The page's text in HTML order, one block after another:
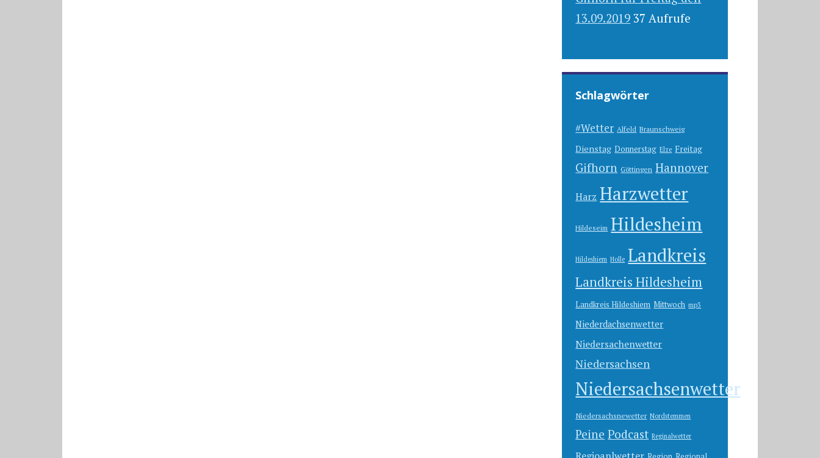
13.09.2019 37 Aufrufe
Schlagwörter
#Wetter Alfeld Braunschweig
Dienstag Donnerstag Elze Freitag
Gifhorn Göttingen Hannover
Harz Harzwetter
Hildeseim Hildesheim
Hildeshiem Holle Landkreis
Landkreis Hildesheim
Landkreis Hildeshiem Mittwoch mp3
Niederdachsenwetter
Niedersachenwetter
Niedersachsen
Niedersachsenwetter
Niedersachsnewetter Nordstemmen
Peine Podcast Reginalwetter